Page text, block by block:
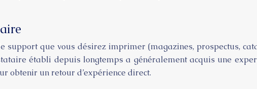
que vous désirez imprimer (magazines, prospectus,
établi depuis longtemps a généralement acquis une
obtenir un retour d’expérience direct.